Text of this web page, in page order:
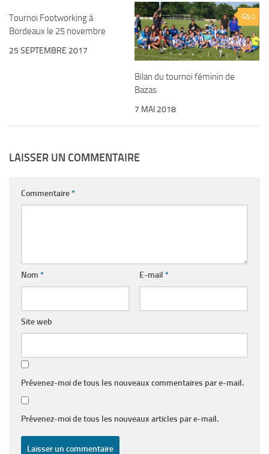
Tournoi Footworking à
Bordeaux le 25 novembre
25 SEPTEMBRE 2017
0
Bilan du tournoi féminin de
Bazas
7 MAI 2018
LAISSER UN COMMENTAIRE
Commentaire*
Nom * E-mail *
Site web
Prévenez-moi de tous les nouveaux commentaires par e-mail.
Prévenez-moi de tous les nouveaux articles par e-mail.